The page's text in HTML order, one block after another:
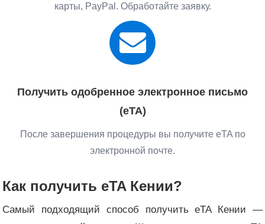
карты, PayPal. Обработайте заявку.
Получить одобренное электронное письмо
(eTA)
После завершения процедуры вы получите eTA по
электронной почте.
Как получить eTA Кении?
Самый подходящий способ получить eTA Кении —